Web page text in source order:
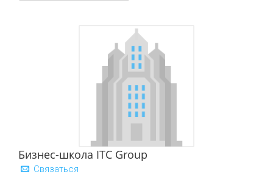
Бизнес-школа ITC Group
Связаться